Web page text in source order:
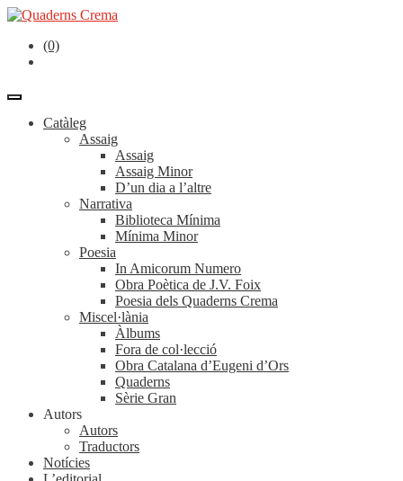
(0)
Catàleg
Assaig
Assaig
Assaig Minor
D’un dia a l’altre
Narrativa
Biblioteca Mínima
Mínima Minor
Poesia
In Amicorum Numero
Obra Poètica de J.V. Foix
Poesia dels Quaderns Crema
Miscel·lània
Àlbums
Fora de col·lecció
Obra Catalana d’Eugeni d’Ors
Quaderns
Sèrie Gran
Autors
Autors
Traductors
Notícies